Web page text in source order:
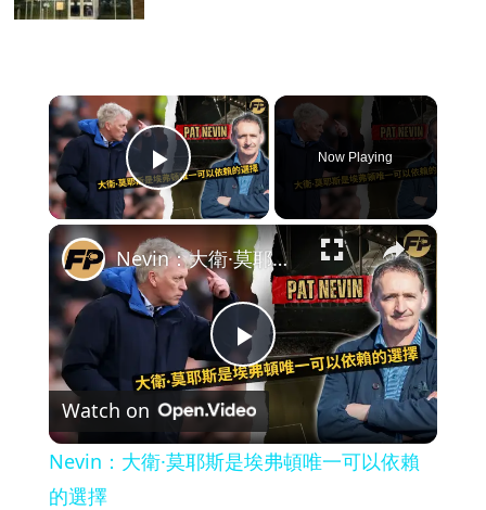
×
Play Video
Now Playing
×
Play
Video
Nevin：大衛·莫耶斯是埃弗頓唯一可以依賴的選擇
Watch on
Nevin：大衛·莫耶斯是埃弗頓唯一可以依賴
的選擇